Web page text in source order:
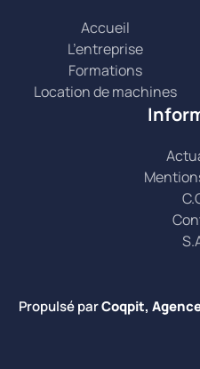
Accueil
L’entreprise
Formations
Location de machines
Propulsé parCoqpit,